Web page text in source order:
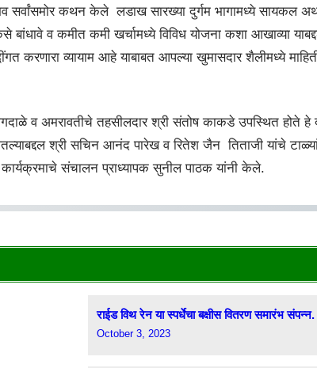
कथन केले लडाख सारख्या दुर्गम भागामध्ये सायकल
व कमीत कमी खर्चामध्ये विविध योजना कशा आखाव्या
व्यायाम आहे याबाबत आपल्या खुमासदार शैलीमध्ये माहिती
व अमरावतीचे तहसीलदार श्री संतोष काकडे उपस्थित होते हे
श्री सचिन आनंद पारेख व रितेश जैन तिताजी यांचे
संचालन प्राध्यापक सुनील पाठक यांनी केले.
राईड विथ रेन या स्पर्धेचा बक्षीस वितरण समारंभ संपन्न.
October 3, 2023